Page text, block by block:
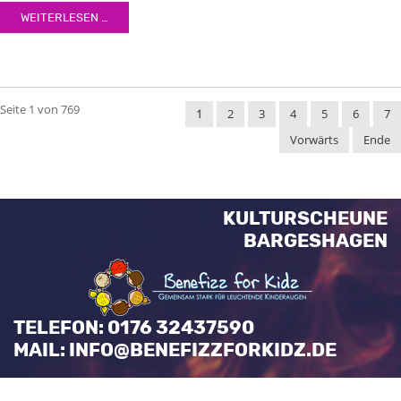
WEITERLESEN …
Seite 1 von 769 1 2 3 4 5 6
7
Vorwärts
Ende
KULTURSCHEUNE
BARGESHAGEN
TELEFON: 0176 32437590
MAIL: INFO@BENEFIZZFORKIDZ.DE